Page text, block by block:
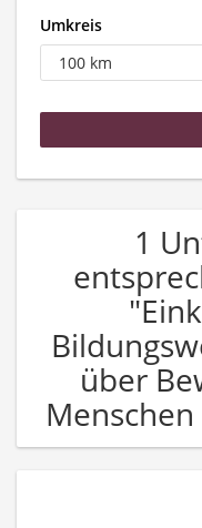
Umkreis
1
über